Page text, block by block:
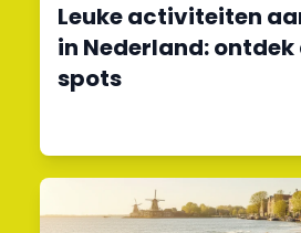
Leuke activiteiten
in Nederland: ontdek
spots